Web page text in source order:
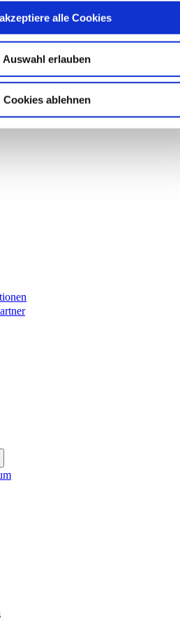
alle Cookies
Auswahl erlauben
Cookies ablehnen